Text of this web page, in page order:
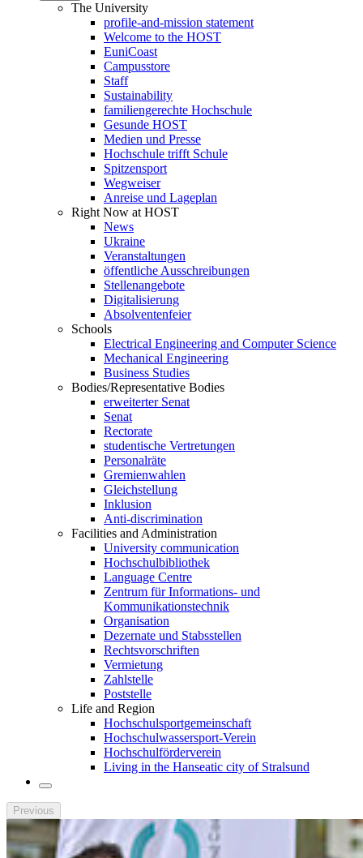
The University
profile-and-mission statement
Welcome to the HOST
EuniCoast
Campusstore
Staff
Sustainability
familiengerechte Hochschule
Gesunde HOST
Medien und Presse
Hochschule trifft Schule
Spitzensport
Wegweiser
Anreise und Lageplan
Right Now at HOST
News
Ukraine
Veranstaltungen
öffentliche Ausschreibungen
Stellenangebote
Digitalisierung
Absolventenfeier
Schools
Electrical Engineering and Computer Science
Mechanical Engineering
Business Studies
Bodies/Representative Bodies
erweiterter Senat
Senat
Rectorate
studentische Vertretungen
Personalräte
Gremienwahlen
Gleichstellung
Inklusion
Anti-discrimination
Facilities and Administration
University communication
Hochschulbibliothek
Language Centre
Zentrum für Informations- und
Kommunikationstechnik
Organisation
Dezernate und Stabsstellen
Rechtsvorschriften
Vermietung
Zahlstelle
Poststelle
Life and Region
Hochschulsportgemeinschaft
Hochschulwassersport-Verein
Hochschulförderverein
Living in the Hanseatic city of Stralsund
Previous